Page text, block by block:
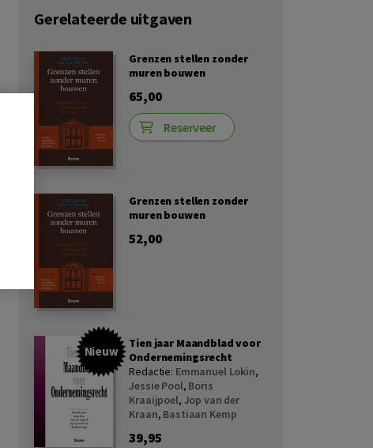
Gerelateerde uitgaven
Grenzen stellen zonder
muren bouwen
65,00
Reserveer
Grenzen stellen zonder
muren bouwen
52,00
Nieuw
Tien jaar Maandblad voor
Ondernemingsrecht
Redactie: Emmanuel Lokin,
Jessie Pool, Boris
Kraaijpoel, Jop van der
Kraan, Bastiaan Kemp
39,95